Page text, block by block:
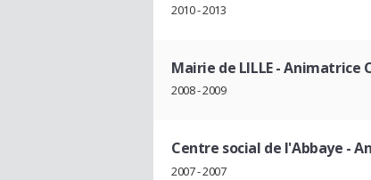
2010 - 2013
Mairie de LILLE- Animatrice
2008 - 2009
Centre social de l'Abbaye -
2007 - 2007